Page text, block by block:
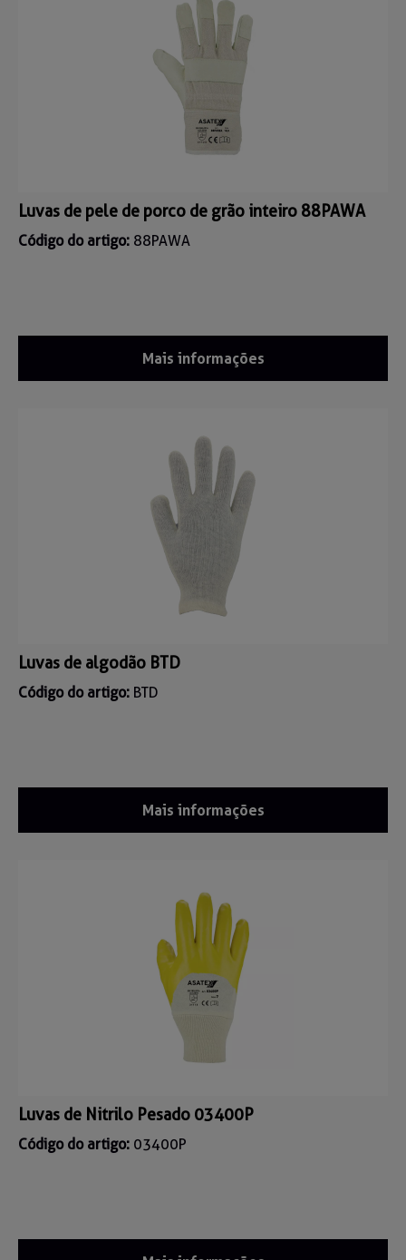
Luvas de pele de porco de grão inteiro 88PAWA
Código do artigo: 88PAWA
Mais informações
Luvas de algodão BTD
Código do artigo: BTD
Mais informações
Luvas de Nitrilo Pesado 03400P
Código do artigo: 03400P